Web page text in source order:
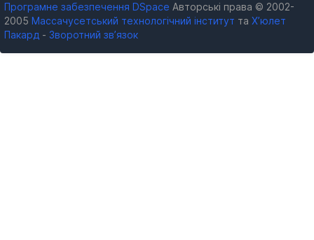
Програмне забезпечення DSpace Авторські права © 2002-
2005 Массачусетський технологічний інститут та Х’юлет
Пакард - Зворотний зв’язок